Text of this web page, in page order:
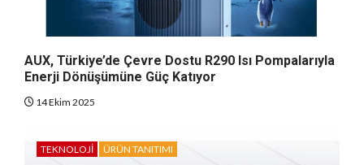
AUX, Türkiye’de Çevre Dostu R290 Isı Pompalarıyla
Enerji Dönüşümüne Güç Katıyor
14 Ekim 2025
TEKNOLOJI ÜRÜN TANITIMI